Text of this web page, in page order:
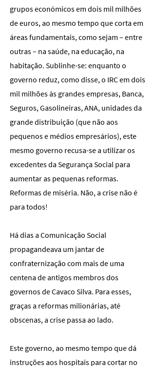
grupos económicos em dois mil milhões
de euros, ao mesmo tempo que corta em
áreas fundamentais, como sejam – entre
outras – na saúde, na educação, na
habitação. Sublinhe-se: enquanto o
governo reduz, como disse, o IRC em dois
mil milhões às grandes empresas, Banca,
Seguros, Gasolineiras, ANA, unidades da
grande distribuição (que não aos
pequenos e médios empresários), este
mesmo governo recusa-se a utilizar os
excedentes da Segurança Social para
aumentar as pequenas reformas.
Reformas de miséria. Não, a crise não é
para todos!
Há dias a Comunicação Social
propagandeava um jantar de
confraternização com mais de uma
centena de antigos membros dos
governos de Cavaco Silva. Para esses,
graças a reformas milionárias, até
obscenas, a crise passa ao lado.
Este governo, ao mesmo tempo que dá
instruções aos hospitais para cortar no